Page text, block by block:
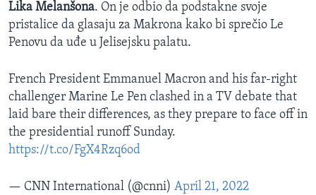
Lika Melanšona. On je odbio da podstakne svoje
pristalice da glasaju za Makrona kako bi sprečio Le
Penovu da uđe u Jelisejsku palatu.
French President Emmanuel Macron and his far-right
challenger Marine Le Pen clashed in a TV debate that
laid bare their differences, as they prepare to face off in
the presidential runoff Sunday.
https://t.co/FgX4Rzq6od
— CNN International (@cnni) April 21, 2022